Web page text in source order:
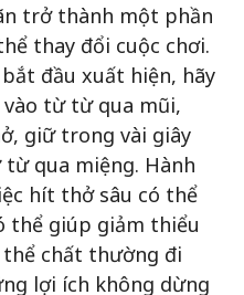
trở thành một phần
thay đổi cuộc chơi.
đầu xuất hiện, hãy
từ từ qua mũi,
giữ trong vài giây
qua miệng. Hành
hít thở sâu có thể
thể giúp giảm thiểu
chất thường đi
lợi ích không dừng